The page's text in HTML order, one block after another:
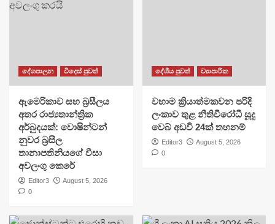
දේශපාලන විදෙස් පුවත්
ඇමෙරිකාව සහ බ්‍රසීලය
අතර රාජ්‍යතාන්ත්‍රික
අර්බුදයක්: වොෂින්ටන්
නුවර බ්‍රසීල
තානාපතිනියගේ වීසා
අවලංගු කෙරේ
Editor3
August 5, 2026
0
දේශීය පුවත් ව්‍යාපාරික
වහාම ක්‍රියාත්මකවන පරිදි
ලංකාව තුළ නීතිවිරෝධී සූදු
වෙබ් අඩවි 24ක් තහනම්
Editor3
August 5, 2026
0